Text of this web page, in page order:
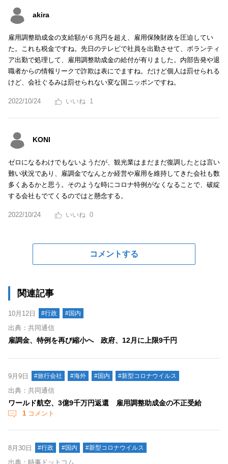
akira
雇用調整助成金の支給額が６兆円を超え、雇用保険財政を圧迫してい
た。これも税金ですね。先日のテレビで社員を出勤させて、ボランティ
ア出勤で処理して、雇用調整助成金の給付が有りました。内部告発や退
職者からの情報リークで詐欺は表にでますね。だけど個人は罰せられる
けど、会社ぐるみは罰せられない変な国ニッポンですね。
2022/10/24 1
KONI
ゼロになるわけでもないようだが、観光業はまだまだ復調したとは言い
難い状況であり、雇調金でなんとか経営や雇用を維持してきた会社も数
多くあるかと思う。そのような時にコロナ特例がなくなることで、破綻
する会社もでてくるのではと懸念する。
2022/10/24 0
コメントする
関連記事
10月12日 #行政 #国内
出典：共同通信
雇調金、特例を再び縮小へ 政府、12月に上限9千円
9月9日 #旅行会社 #海外 #国内 #新型コロナウイルス
出典：共同通信
ワールド航空、3億9千万円返還 雇用調整助成金の不正受給
1 コメント
8月30日 #行政 #国内 #新型コロナウイルス
出典：時事ドットコム